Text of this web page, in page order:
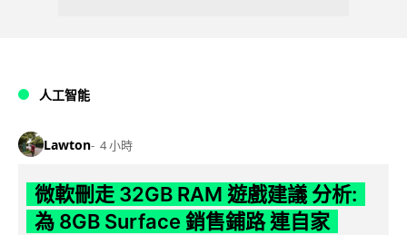
人工智能
Lawton 4 小時
微軟刪走 32GB RAM 遊戲建議 分析:
為 8GB Surface 銷售鋪路 連自家